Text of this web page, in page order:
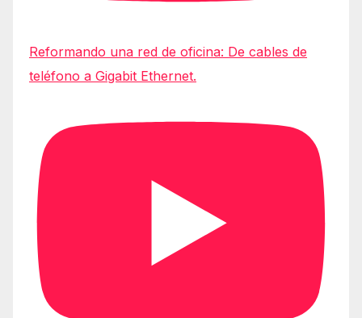
Reformando una red de oficina: De cables de
teléfono a Gigabit Ethernet.